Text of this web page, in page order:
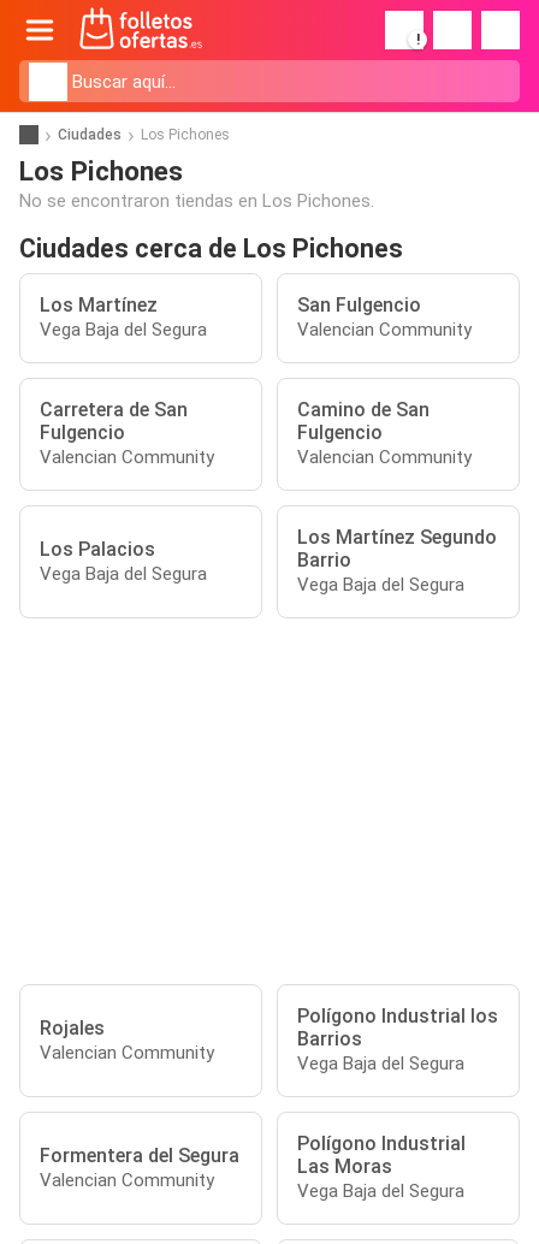
!
Ciudades Los Pichones
Los Pichones
No se encontraron tiendas en Los Pichones.
Ciudades cerca de Los Pichones
Los Martínez
Vega Baja del Segura
San Fulgencio
Valencian Community
Carretera de San
Fulgencio
Valencian Community
Camino de San
Fulgencio
Valencian Community
Los Palacios
Vega Baja del Segura
Los Martínez Segundo
Barrio
Vega Baja del Segura
Rojales
Valencian Community
Polígono Industrial los
Barrios
Vega Baja del Segura
Formentera del Segura
Valencian Community
Polígono Industrial
Las Moras
Vega Baja del Segura